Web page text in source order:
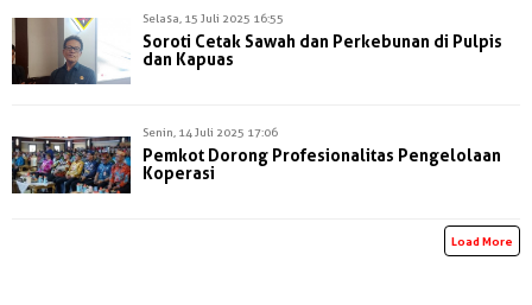
Selasa, 15 Juli 2025 16:55
Soroti Cetak Sawah dan Perkebunan di Pulpis
dan Kapuas
Senin, 14 Juli 2025 17:06
Pemkot Dorong Profesionalitas Pengelolaan
Koperasi
Load More